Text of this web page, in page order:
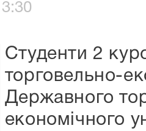
Студенти 2
торговельно-
Державного
економічного